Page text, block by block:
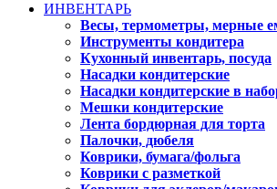
ИНВЕНТАРЬ
Весы, термометры, мерные
Инструменты кондитера
Кухонный инвентарь, посуда
Насадки кондитерские
Насадки кондитерские в
Мешки кондитерские
Лента бордюрная для торта
Палочки, дюбеля
Коврики, бумага/фольга
Коврики с разметкой